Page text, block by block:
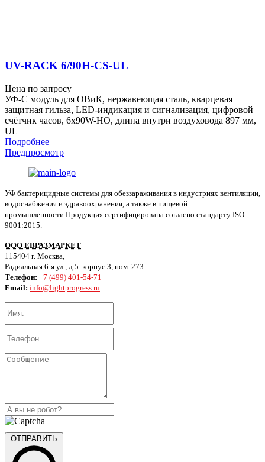
UV-RACK 6/90H-CS-UL
Цена по запросу
УФ-С модуль для ОВиК, нержавеющая сталь, кварцевая
защитная гильза, LED-индикация и сигнализация, цифровой
счётчик часов, 6x90W-HO, длина внутри воздуховода 897 мм,
UL
Подробнее
Предпросмотр
УФ бактерицидные системы для обеззараживания в индустриях вентиляции,
водоснабжения и здравоохранения, а также в пищевой
промышленности.Продукция сертифицирована согласно стандарту ISO
9001:2015.
ООО ЕВРАЗМАРКЕТ
115404 г. Москва,
Радиальная 6-я ул., д.5. корпус 3, пом. 273
Телефон: +7 (499) 401-54-71
Email: info@lightprogress.ru
ОТПРАВИТЬ